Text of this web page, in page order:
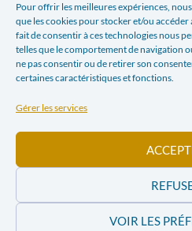
Pour offrir les meilleures expériences,
que les cookies pour stocker et/ou
fait de consentir à ces technologies nous
telles que le comportement de navigation
ne pas consentir ou de retirer son
certaines caractéristiques et fonctions.
Gérer les services
VOIR LES
POLITIQUE DE CONFIDENTIALITÉ| JUSTICE &
BRUXELLES TÉL : +32 (0) 2 896 95 00